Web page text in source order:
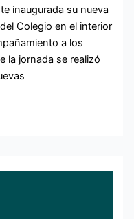
inaugurada su nueva
Colegio en el interior
a los
la jornada se realizó